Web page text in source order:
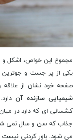
مجموع این خواص، اشکل و
یکی از پر جست و جوترین
صفحه خود نشان از علاقه
شیمیایی سازنده آن
کشسانی ای که دارد در
جذاب که سن و سال نمی
می شود. باور کردنی نیست